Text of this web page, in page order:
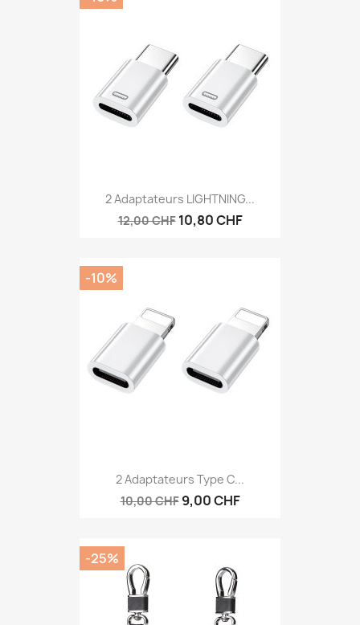
2 Adaptateurs LIGHTNING...
12,00 CHF 10,80 CHF
2 Adaptateurs Type C...
10,00 CHF 9,00 CHF
-10%
-25%